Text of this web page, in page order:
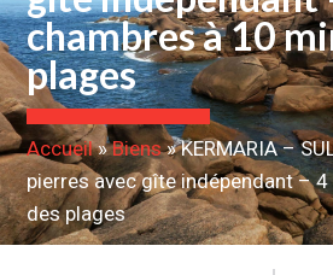
chambres à 10
plages
Accueil»Biens»KERMARIA –
pierres avec gîte indépendant –
des plages